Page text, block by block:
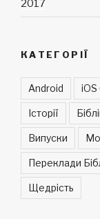
2017
КАТЕГОРІЇ
Android iOS
Історії
Випуски
Переклади
Щедрість